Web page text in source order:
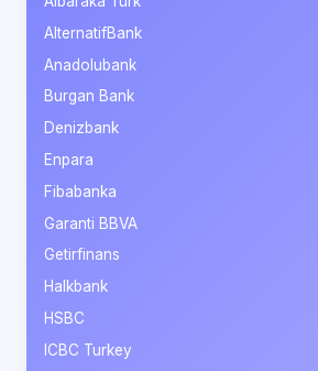
AlternatifBank
Anadolubank
Burgan Bank
Denizbank
Enpara
Fibabanka
Garanti BBVA
Getirfinans
Halkbank
HSBC
ICBC Turkey